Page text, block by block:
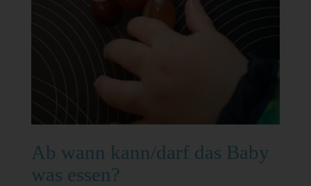
Ab wann kann/darf das Baby
was essen?